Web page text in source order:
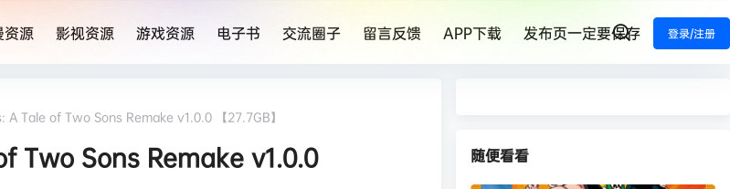
登录/注册
资源 影视资源 游戏资源 电子书 交流圈子 留言反馈 APP下载 发布页一定要保存
A Tale of Two Sons Remake v1.0.0 【27.7GB】
Two Sons Remake v1.0.0
随便看看